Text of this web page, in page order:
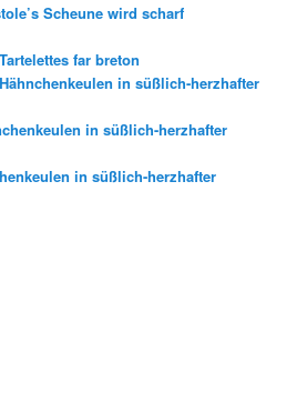
Scheune wird scharf
far breton
in süßlich-herzhafter
in süßlich-herzhafter
in süßlich-herzhafter